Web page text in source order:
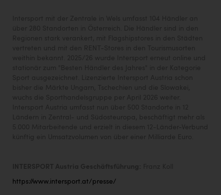
https://www.intersport.at/presse/